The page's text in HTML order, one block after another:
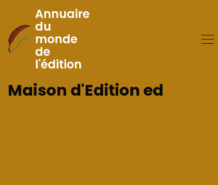
Skip
to
Content
Annuaire
du
monde
de
l'édition
Maison d'Edition ed